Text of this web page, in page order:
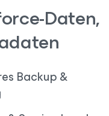
Daten,
Backup &